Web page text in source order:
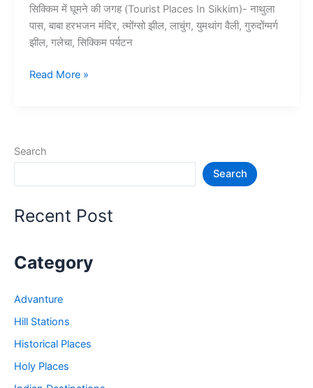
सिक्किम में घूमने की जगह (Tourist Places In Sikkim)- नाथुला
पास, बाबा हरभजन मंदिर, त्मोंग्सो झील, लाचुंग, युमथांग वैली, गुरुदोंग्मर्ग
झील, गलेचा, सिक्किम पर्यटन
10+
जगह
in
Read More »
Search
Search
Recent Post
Category
Advanture
Hill Stations
Historical Places
Holy Places